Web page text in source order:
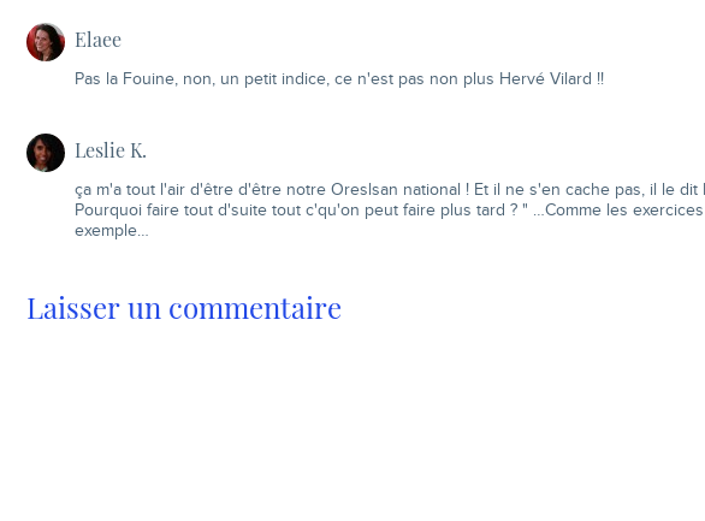
Elaee
Pas la Fouine, non, un petit indice, ce n'est pas non plus Hervé Vilard !!
Leslie K.
ça m'a tout l'air d'être d'être notre Oreslsan national ! Et il ne s'en cache pas, il le dit
Pourquoi faire tout d'suite tout c'qu'on peut faire plus tard ? " …Comme les
exemple…
Laisser un commentaire